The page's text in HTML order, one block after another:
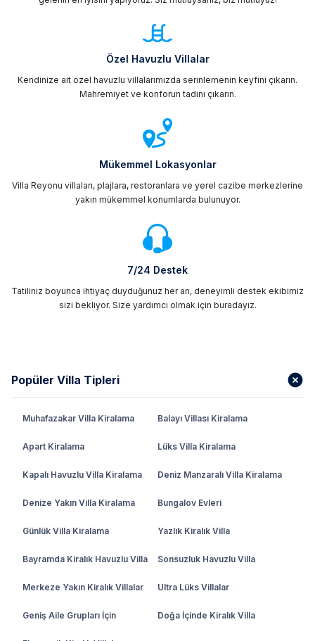
Özel Havuzlu Villalar
Kendinize ait özel havuzlu villalarımızda serinlemenin keyfini çıkarın.
Mahremiyet ve konforun tadını çıkarın.
Mükemmel Lokasyonlar
Villa Reyonu villaları, plajlara, restoranlara ve yerel cazibe merkezlerine
yakın mükemmel konumlarda bulunuyor.
7/24 Destek
Tatiliniz boyunca ihtiyaç duyduğunuz her an, deneyimli destek ekibimiz
sizi bekliyor. Size yardımcı olmak için buradayız.
Popüler Villa Tipleri
Muhafazakar Villa Kiralama Balayı Villası Kiralama
Apart Kiralama Lüks Villa Kiralama
Kapalı Havuzlu Villa Kiralama Deniz Manzaralı Villa Kiralama
Denize Yakın Villa Kiralama Bungalov Evleri
Günlük Villa Kiralama Yazlık Kiralık Villa
Bayramda Kiralık Havuzlu Villa Sonsuzluk Havuzlu Villa
Merkeze Yakın Kiralık Villalar Ultra Lüks Villalar
Geniş Aile Grupları İçin Doğa İçinde Kiralık Villa